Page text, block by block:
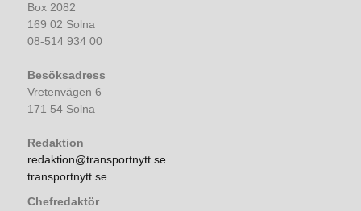
Box 2082
169 02 Solna
08-514 934 00
Besöksadress
Vretenvägen 6
171 54 Solna
Redaktion
redaktion@transportnytt.se
transportnytt.se
Chefredaktör